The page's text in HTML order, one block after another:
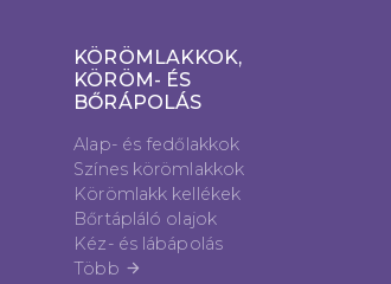
KÖRÖMLAKKOK,
KÖRÖM- ÉS
BŐRÁPOLÁS
Alap- és fedőlakkok
Színes körömlakkok
Körömlakk kellékek
Bőrtápláló olajok
Kéz- és lábápolás
Több arrow_forward